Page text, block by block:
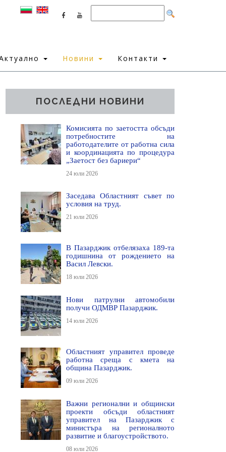
Новини Контакти
ПОСЛЕДНИ НОВИНИ
Комисията по заетостта обсъди
потребностите на
работодателите от работна сила
и координацията по процедура
„Заетост без бариери“
24 юли 2026
Заседава Областният съвет по
условия на труд.
21 юли 2026
В Пазарджик отбелязаха 189-та
годишнина от рождението на
Васил Левски.
18 юли 2026
Нови патрулни автомобили
получи ОДМВР Пазарджик.
14 юли 2026
Областният управител проведе
работна среща с кмета на
община Пазарджик.
09 юли 2026
Важни регионални и общински
проекти обсъди областният
управител на Пазарджик с
министъра на регионалното
развитие и благоустройството.
08 юли 2026